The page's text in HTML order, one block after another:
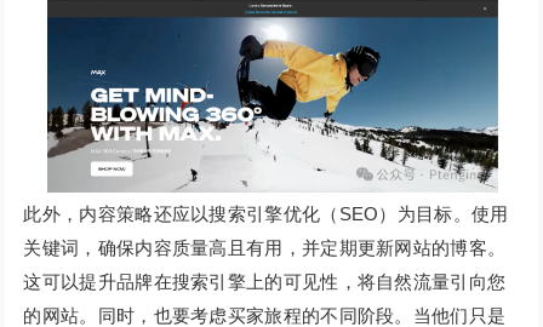
此外，内容策略还应以搜索引擎优化（SEO）为目标。使用
关键词，确保内容质量高且有用，并定期更新网站的博客。
这可以提升品牌在搜索引擎上的可见性，将自然流量引向您
的网站。同时，也要考虑买家旅程的不同阶段。当他们只是